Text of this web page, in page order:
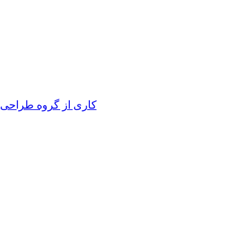
کاری از گروه